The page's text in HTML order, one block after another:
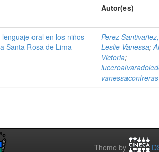
Autor(es)
oral en los niños
Santa Rosa de Lima
Perez
Leslie Vanessa;
Victoria;
Theme by